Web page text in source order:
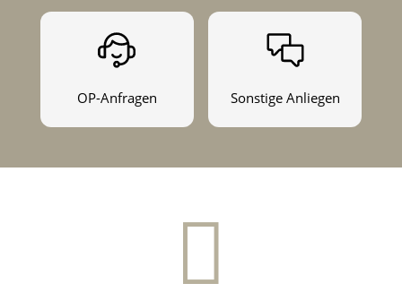
OP-Anfragen Sonstige Anliegen
